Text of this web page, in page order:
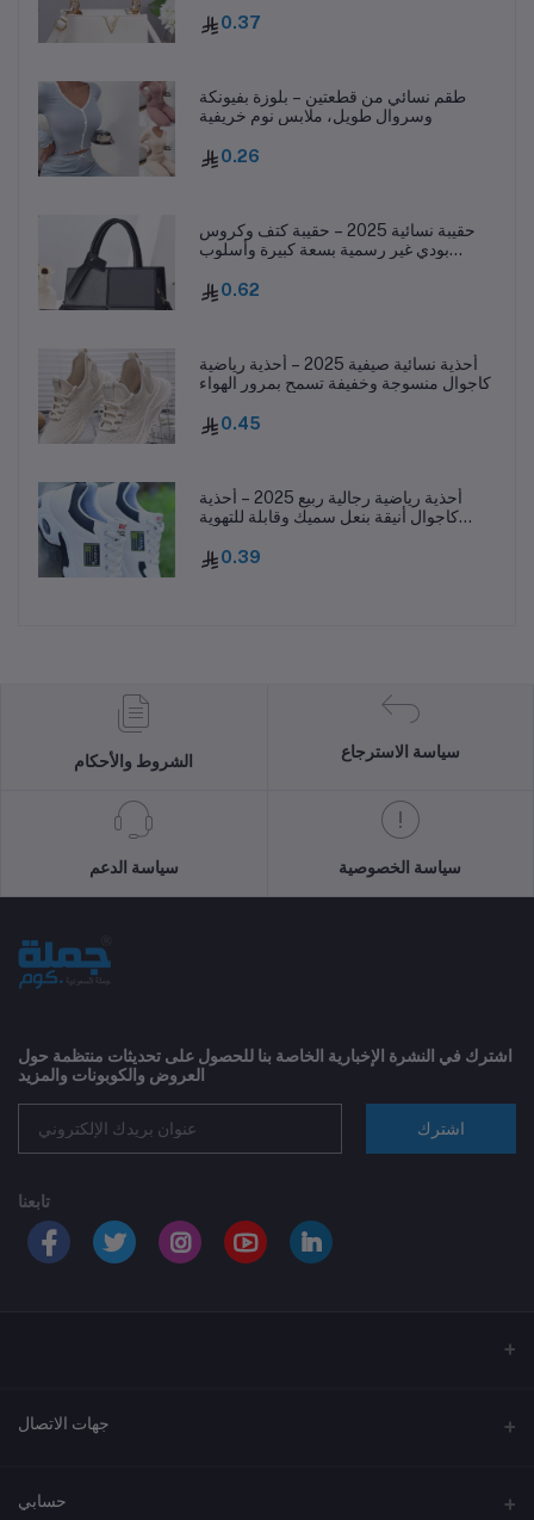
0.37
طقم نسائي من قطعتين – بلوزة بفيونكة
وسروال طويل، ملابس نوم خريفية
0.26
حقيبة نسائية 2025 – حقيبة كتف وكروس
بودي غير رسمية بسعة كبيرة وأسلوب
0.62
أحذية نسائية صيفية 2025 – أحذية رياضية
كاجوال منسوجة وخفيفة تسمح بمرور الهواء
0.45
أحذية رياضية رجالية ربيع 2025 – أحذية
كاجوال أنيقة بنعل سميك وقابلة للتهوية
0.39
الشروط والأحكام
سياسة الاسترجاع
سياسة الدعم سياسة الخصوصية
اشترك في النشرة الإخبارية الخاصة بنا للحصول على تحديثات منتظمة حول
العروض والكوبونات والمزيد
اشترك
تابعنا
جهات الاتصال
العنوان
حسابي